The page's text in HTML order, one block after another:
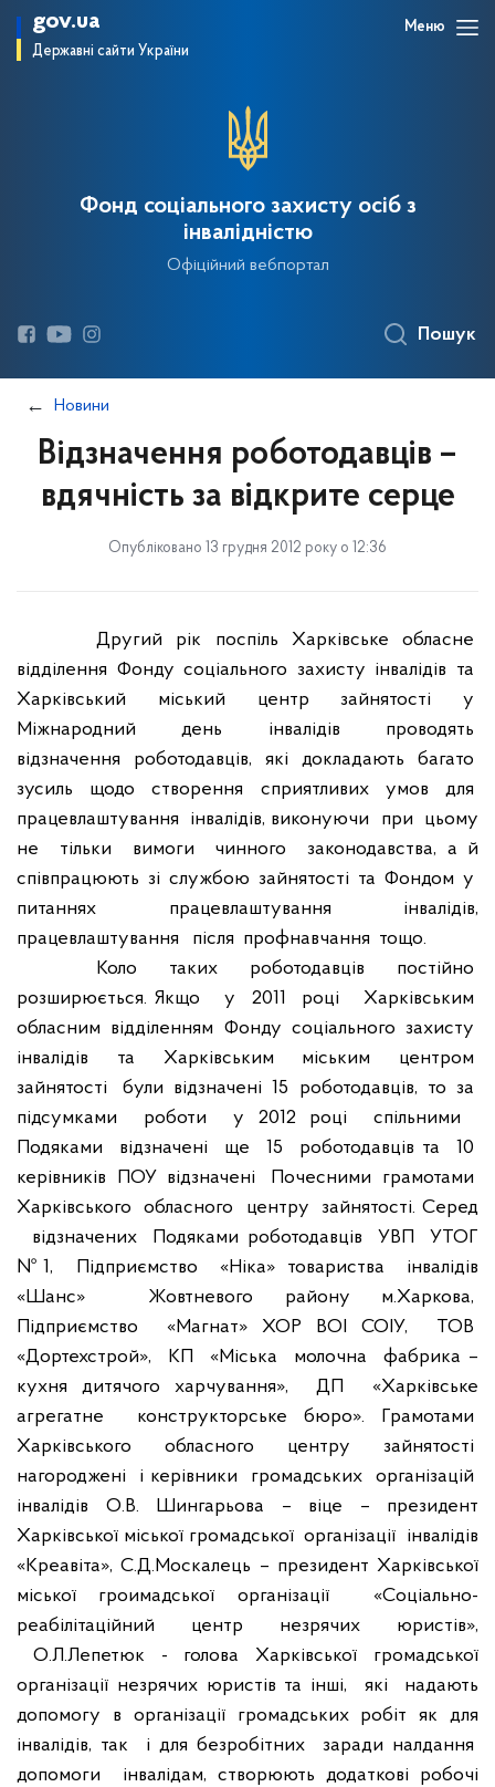
gov.ua
Державні сайти України
Меню
Фонд соціального захисту осіб з
інвалідністю
Офіційний вебпортал
Пошук
Новини
Відзначення роботодавців –
вдячність за відкрите серце
Опубліковано 13 грудня 2012 року о 12:36
Другий рік поспіль Харківське
обласне
відділення Фонду соціального захисту інвалідів та
Харківський
міський центр зайнятості
у
Міжнародний
день інвалідів
проводять
відзначення
роботодавців, які докладають
багато
зусиль
щодо створення сприятливих умов
для
працевлаштування
інвалідів, виконуючи при
цьому
не
тільки вимоги чинного
законодавства, а й
співпрацюють зі службою зайнятості та Фондом у
питаннях
працевлаштування
інвалідів,
працевлаштування
після профнавчання тощо.
Коло
таких роботодавців
постійно
розширюється. Якщо
у 2011 році
Харківським
обласним відділенням Фонду соціального захисту
інвалідів
та Харківським міським
центром
зайнятості
були відзначені 15 роботодавців, то за
підсумками
роботи у 2012 році
спільними
Подяками
відзначені ще 15 роботодавців та
10
керівників
ПОУ відзначені Почесними
грамотами
Харківського
обласного центру
зайнятості. Серед
відзначених
Подяками роботодавців УВП
УТОГ
№1,
Підприємство «Ніка» товариства
інвалідів
«Шанс»
Жовтневого району м.Харкова,
Підприємство
«Магнат» ХОР ВОІ СОІУ,
ТОВ
«Дортехстрой»,
КП «Міська молочна
фабрика –
кухня дитячого харчування»,
ДП
«Харківське
агрегатне
конструкторське бюро». Грамотами
Харківського
обласного центру
зайнятості
нагороджені
і керівники громадських
організацій
інвалідів О.В. Шингарьова – віце – президент
Харківської міської громадської організації інвалідів
«Креавіта», С.Д.Москалець – президент Харківської
міської гроимадської організації
«Соціально-
реабілітаційний центр незрячих юристів»,
О.Л.Лепетюк - голова Харківської громадської
організації незрячих юристів та інші,
які
надають
допомогу в організації громадських робіт як для
інвалідів, так
і для безробітних
заради налдання
допомоги
інвалідам, створюють додаткові робочі